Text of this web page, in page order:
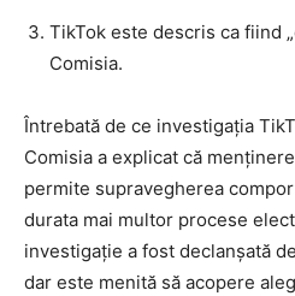
TikTok este descris ca fiind
Comisia.
Întrebată de ce investigația
Comisia a explicat că
permite supravegherea
durata mai multor procese
investigație a fost declanșată
dar este menită să acopere